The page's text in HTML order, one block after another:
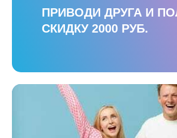
ПРИВОДИ ДРУГА И
СКИДКУ 2000 РУБ.